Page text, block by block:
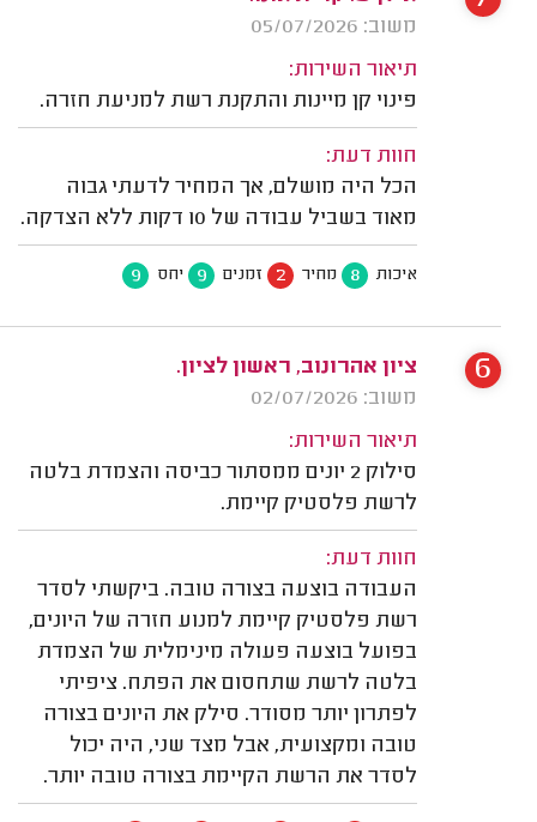
משוב: 05/07/2026
תיאור השירות:
פינוי קן מיינות והתקנת רשת למניעת חזרה.
חוות דעת:
הכל היה מושלם, אך המחיר לדעתי גבוה
מאוד בשביל עבודה של 10 דקות ללא הצדקה.
איכות 8 מחיר 2 זמנים 9 יחס 9
ציון אהרונוב, ראשון לציון.
משוב: 02/07/2026
תיאור השירות:
סילוק 2 יונים ממסתור כביסה והצמדת בלטה
לרשת פלסטיק קיימת.
חוות דעת:
העבודה בוצעה בצורה טובה. ביקשתי לסדר
רשת פלסטיק קיימת למנוע חזרה של היונים,
בפועל בוצעה פעולה מינימלית של הצמדת
בלטה לרשת שתחסום את הפתח. ציפיתי
לפתרון יותר מסודר. סילק את היונים בצורה
טובה ומקצועית, אבל מצד שני, היה יכול
לסדר את הרשת הקיימת בצורה טובה יותר.
6